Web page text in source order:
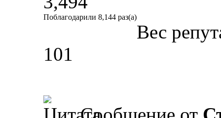
Поблагодарили 8,144 раз(а)
Вес
101